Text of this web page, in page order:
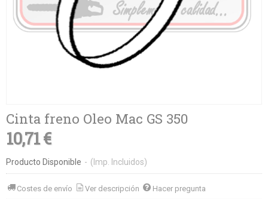
Cinta freno Oleo Mac GS 350
10,71 €
Producto Disponible - (Imp. Incluidos)
Costes de envío Ver descripción Hacer pregunta